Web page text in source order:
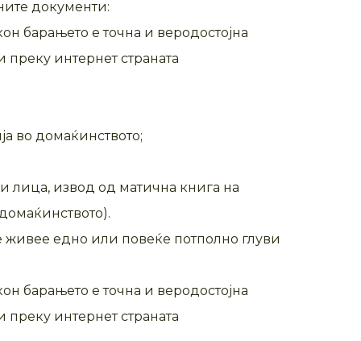
документи:
барањето е точна и веродостојна
интернет страната
во домаќинството;
лица, извод од матична книга на
живее едно или повеќе потполно глуви
барањето е точна и веродостојна
интернет страната